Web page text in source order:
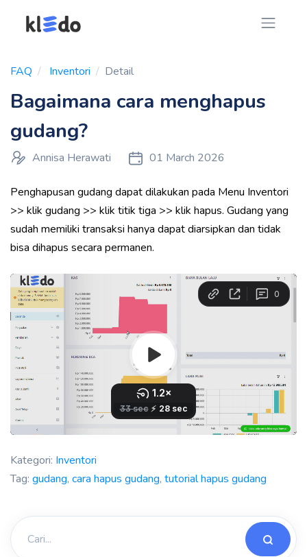
FAQ Inventori Detail
Bagaimana cara menghapus
gudang?
Annisa Herawati 01 March 2026
Penghapusan gudang dapat dilakukan pada Menu Inventori
>> klik gudang >> klik titik tiga >> klik hapus. Gudang yang
sudah memiliki transaksi hanya dapat diarsipkan dan tidak
bisa dihapus secara permanen.
Kategori: Inventori
Tag: gudang, cara hapus gudang, tutorial hapus gudang